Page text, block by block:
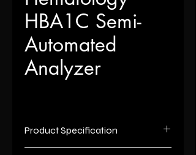
HBA1C Semi-
Automated
Analyzer
Product Specification